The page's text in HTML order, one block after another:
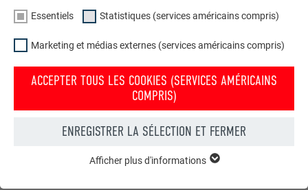
Commander gratuitement des prospectus PREFA
Toiture, façade, solaire, gouttières et protection contre les
crues – avec les produits PREFA en aluminium, votre maison
COMMANDER GRATUITEMENT
Essentiels Statistiques (services américains compris)
Marketing et médias externes (services américains compris)
ACCEPTER TOUS LES COOKIES (SERVICES AMÉRICAINS
COMPRIS)
ENREGISTRER LA SÉLECTION ET FERMER
Afficher plus d'informations